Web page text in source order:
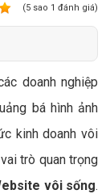
(5 sao 1 đánh giá)
doanh nghiệp
bá hình ảnh
kinh doanh vôi
trò quan trọng
vôi sống.